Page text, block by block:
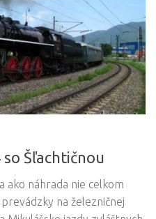
Šľachtičnou
ako náhrada nie celkom
na železničnej